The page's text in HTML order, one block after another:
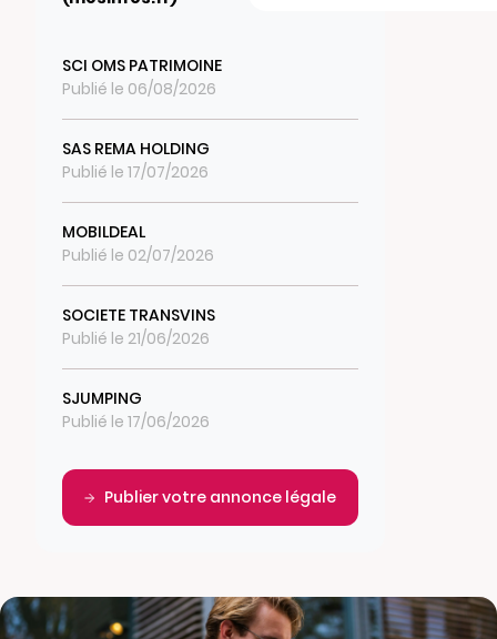
SCI OMS PATRIMOINE
Publié le 06/08/2026
SAS REMA HOLDING
Publié le 17/07/2026
MOBILDEAL
Publié le 02/07/2026
SOCIETE TRANSVINS
Publié le 21/06/2026
SJUMPING
Publié le 17/06/2026
Publier votre annonce légale